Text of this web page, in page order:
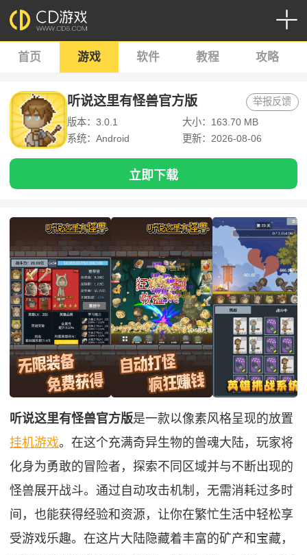
首页 游戏 软件 教程 攻略
听说这里有怪兽官方版
版本：3.0.1
大小：163.70 MB
系统：Android
更新：2026-08-06
举报反馈
立即下载
听说这里有怪兽官方版是一款以像素风格呈现的放置
挂机游戏。在这个充满奇异生物的兽魂大陆，玩家将
化身为勇敢的冒险者，探索不同区域并与不断出现的
怪兽展开战斗。通过自动攻击机制，无需消耗过多时
间，也能获得经验和资源，让你在繁忙生活中轻松享
受游戏乐趣。在这片大陆隐藏着丰富的矿产和宝藏，